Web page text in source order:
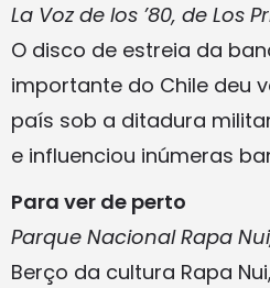
La Voz de los ’80, de Los
O disco de estreia da
importante do Chile deu
país sob a ditadura
e influenciou inúmeras
Para ver de perto
Parque Nacional Rapa
Berço da cultura Rapa